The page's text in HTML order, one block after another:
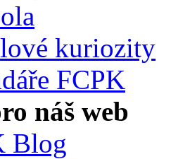
kuriozity
FCPK
náš web
Blog